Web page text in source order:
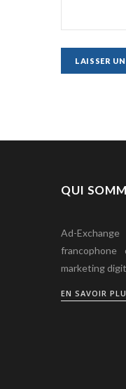
QUI
Ad-
marketing
EN SAVOIR